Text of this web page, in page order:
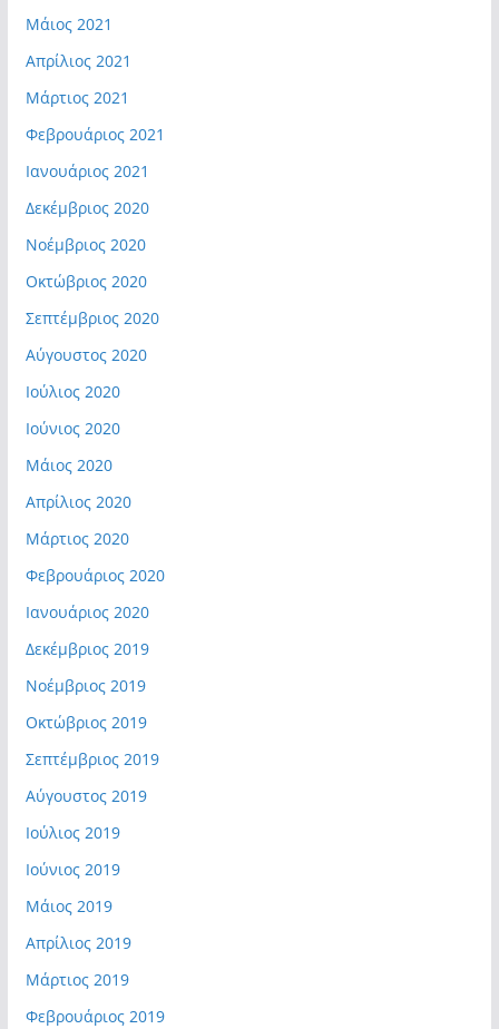
Μάιος 2021
Απρίλιος 2021
Μάρτιος 2021
Φεβρουάριος 2021
Ιανουάριος 2021
Δεκέμβριος 2020
Νοέμβριος 2020
Οκτώβριος 2020
Σεπτέμβριος 2020
Αύγουστος 2020
Ιούλιος 2020
Ιούνιος 2020
Μάιος 2020
Απρίλιος 2020
Μάρτιος 2020
Φεβρουάριος 2020
Ιανουάριος 2020
Δεκέμβριος 2019
Νοέμβριος 2019
Οκτώβριος 2019
Σεπτέμβριος 2019
Αύγουστος 2019
Ιούλιος 2019
Ιούνιος 2019
Μάιος 2019
Απρίλιος 2019
Μάρτιος 2019
Φεβρουάριος 2019